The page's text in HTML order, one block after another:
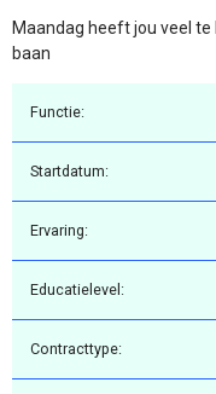
Maandag heeft jou veel te
baan
Functie:
Startdatum:
Ervaring:
Educatielevel:
Contracttype: